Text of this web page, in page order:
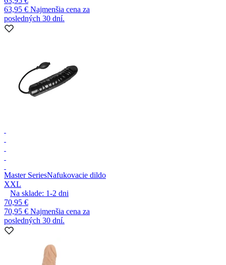
63,95 € Najmenšia cena za
posledných 30 dní.
Master SeriesNafukovacie dildo
XXL
Na sklade: 1-2 dni
70,95 €
70,95 € Najmenšia cena za
posledných 30 dní.